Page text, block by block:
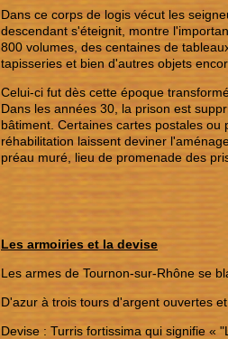
Dans ce corps de logis vécut les
descendant s'éteignit, montre
800 volumes, des centaines de
tapisseries et bien d'autres objets
Celui-ci fut dès cette époque
Dans les années 30, la prison est
bâtiment. Certaines cartes postales
réhabilitation laissent deviner
préau muré, lieu de promenade des
Les armoiries et la devise
Les armes de Tournon-sur-Rhône se
D'azur à trois tours d'argent ouvertes
Devise : Turris fortissima qui signifie «